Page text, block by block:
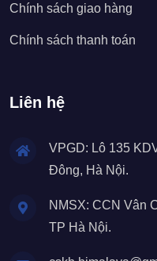
Chính sách giao hàng
Chính sách thanh toán
Liên hệ
VPGD: Lô 135
Đông, Hà Nội.
NMSX: CCN Vân
TP Hà Nội.